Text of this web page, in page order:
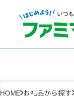
HOME お礼品から探す